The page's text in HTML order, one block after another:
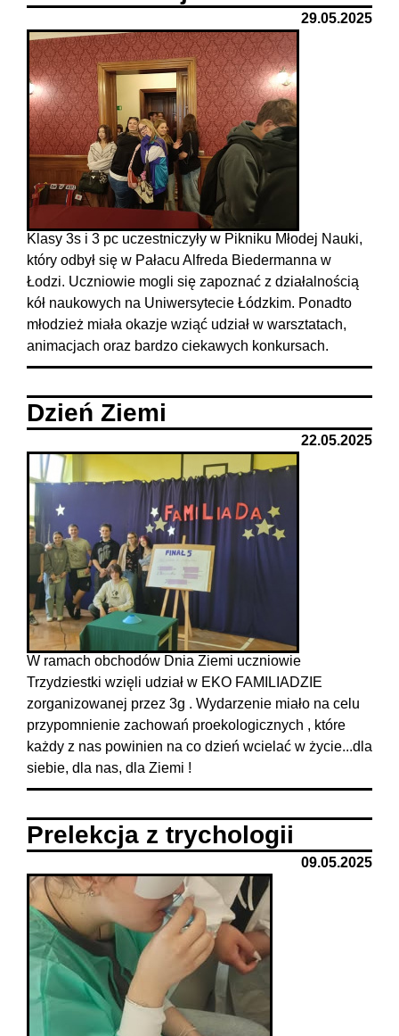
29.05.2025
Klasy 3s i 3 pc uczestniczyły w Pikniku Młodej Nauki,
który odbył się w Pałacu Alfreda Biedermanna w
Łodzi. Uczniowie mogli się zapoznać z działalnością
kół naukowych na Uniwersytecie Łódzkim. Ponadto
młodzież miała okazje wziąć udział w warsztatach,
animacjach oraz bardzo ciekawych konkursach.
Dzień Ziemi
22.05.2025
W ramach obchodów Dnia Ziemi uczniowie
Trzydziestki wzięli udział w EKO FAMILIADZIE
zorganizowanej przez 3g . Wydarzenie miało na celu
przypomnienie zachowań proekologicznych , które
każdy z nas powinien na co dzień wcielać w życie...dla
siebie, dla nas, dla Ziemi !
Prelekcja z trychologii
09.05.2025